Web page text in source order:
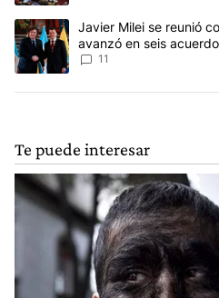
Un artículo de tendencia con el
Javier Milei se reunió
avanzó en seis
11